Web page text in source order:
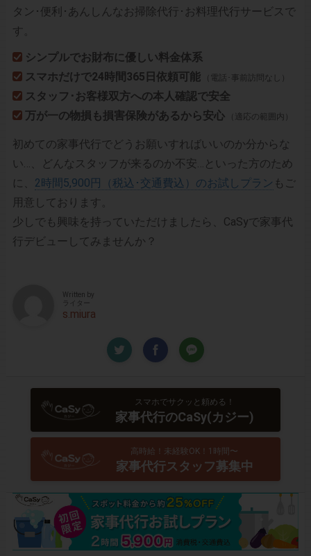
タン･便利･あんしんなお掃除代行･お料理代行サービスで
す。
シンプルでお財布に優しい料金体系
スマホだけで24時間365日依頼可能
（電話･事前訪問なし）
スタッフ･お客様双方への本人確認で安全
万が一の物損も損害保険があるから安心
（適応の範囲内）
初めての家事代行でどうお願いすればいいのか分からな
い…、どんなスタッフが来るのか不安…といった方のため
に、 2時間5,900円（税込･交通費込）のお試しプラン もご
用意しております。
少しでも興味を持っていただけましたら、CaSyで家事代
行デビューしてみませんか？
Written by
ライター
s.miura
スマホでサクッと頼める！
家事代行のCaSy(カジー)
高時給！未経験OK！1時間〜
家事代行スタッフ募集中